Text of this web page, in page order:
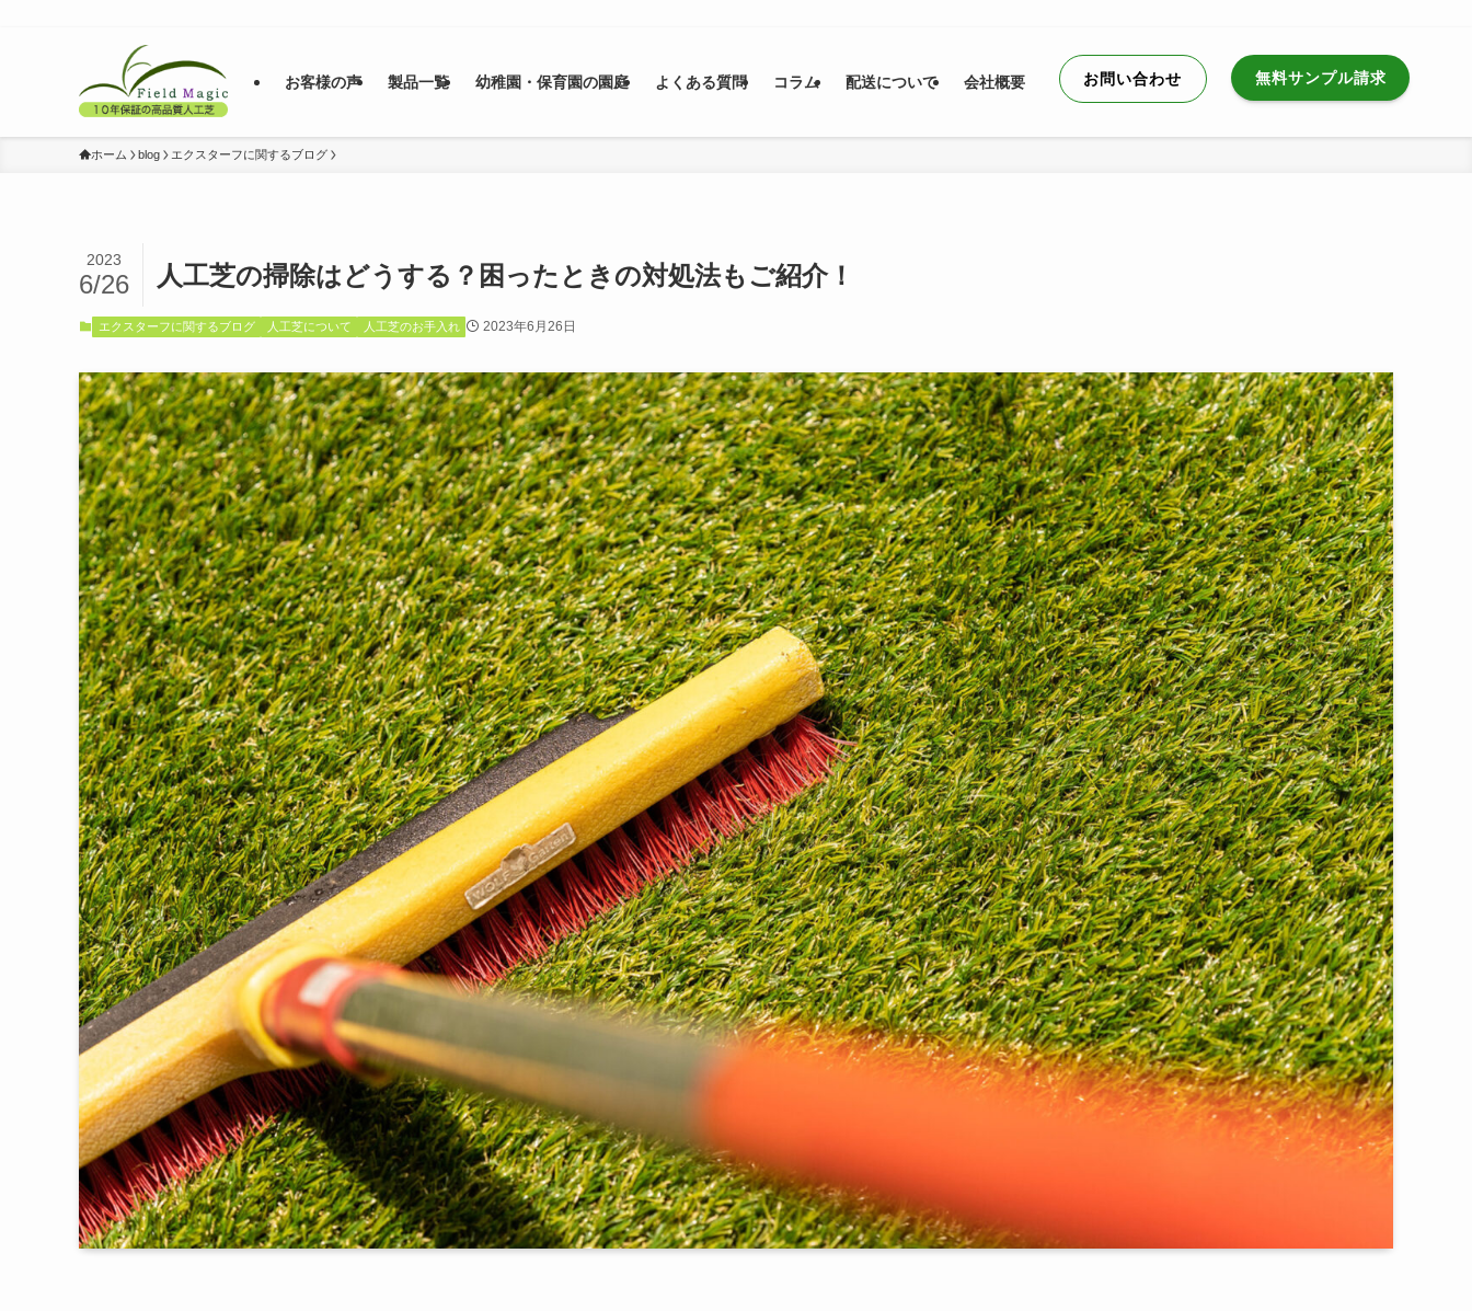
お客様の声 製品一覧 幼稚園・保育園の園庭 よくある質問 コラム 配送について 会社概要 お問い合わせ 無料サンプル請求
ホーム blog エクスターフに関するブログ
人工芝の掃除はどうする？困ったときの対処法もご紹介！
2023
6/26
エクスターフに関するブログ 人工芝について 人工芝のお手入れ 2023年6月26日